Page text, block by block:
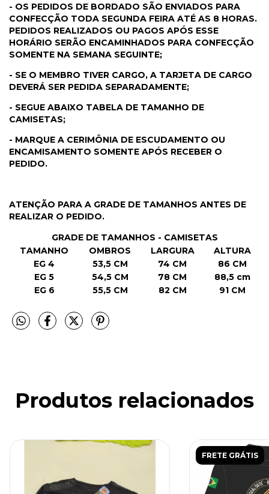
- OS PEDIDOS DE BORDADO SÃO ENVIADOS PARA
CONFECÇÃO TODA SEGUNDA FEIRA ATÉ AS 8 HORAS.
PEDIDOS REALIZADOS OU PAGOS APÓS ESSE
HORÁRIO SERÃO ENCAMINHADOS PARA CONFECÇÃO
SOMENTE NA SEMANA SEGUINTE;
- SE O MEMBRO TIVER CARGO, A TARJETA DE CARGO
DEVERÁ SER PEDIDA SEPARADAMENTE;
- SEGUE ABAIXO TABELA DE TAMANHO DE
CAMISETAS;
- MARQUE A CERIMÔNIA DE ESCUDAMENTO OU
ENCAMISAMENTO SOMENTE APÓS RECEBER O
PEDIDO.
ATENÇÃO PARA A GRADE DE TAMANHOS ANTES DE
REALIZAR O PEDIDO.
GRADE DE TAMANHOS - CAMISETAS
TAMANHO
OMBROS LARGURA
ALTURA
EG 4
53,5 CM 74 CM
86 CM
EG 5
54,5 CM 78 CM
88,5 cm
EG 6
55,5 CM 82 CM 91 CM
Produtos relacionados
FRETE GRÁTIS